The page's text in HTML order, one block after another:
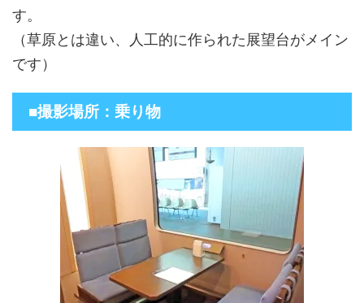
す。
（草原とは違い、人工的に作られた展望台がメイン
です）
■撮影場所：乗り物